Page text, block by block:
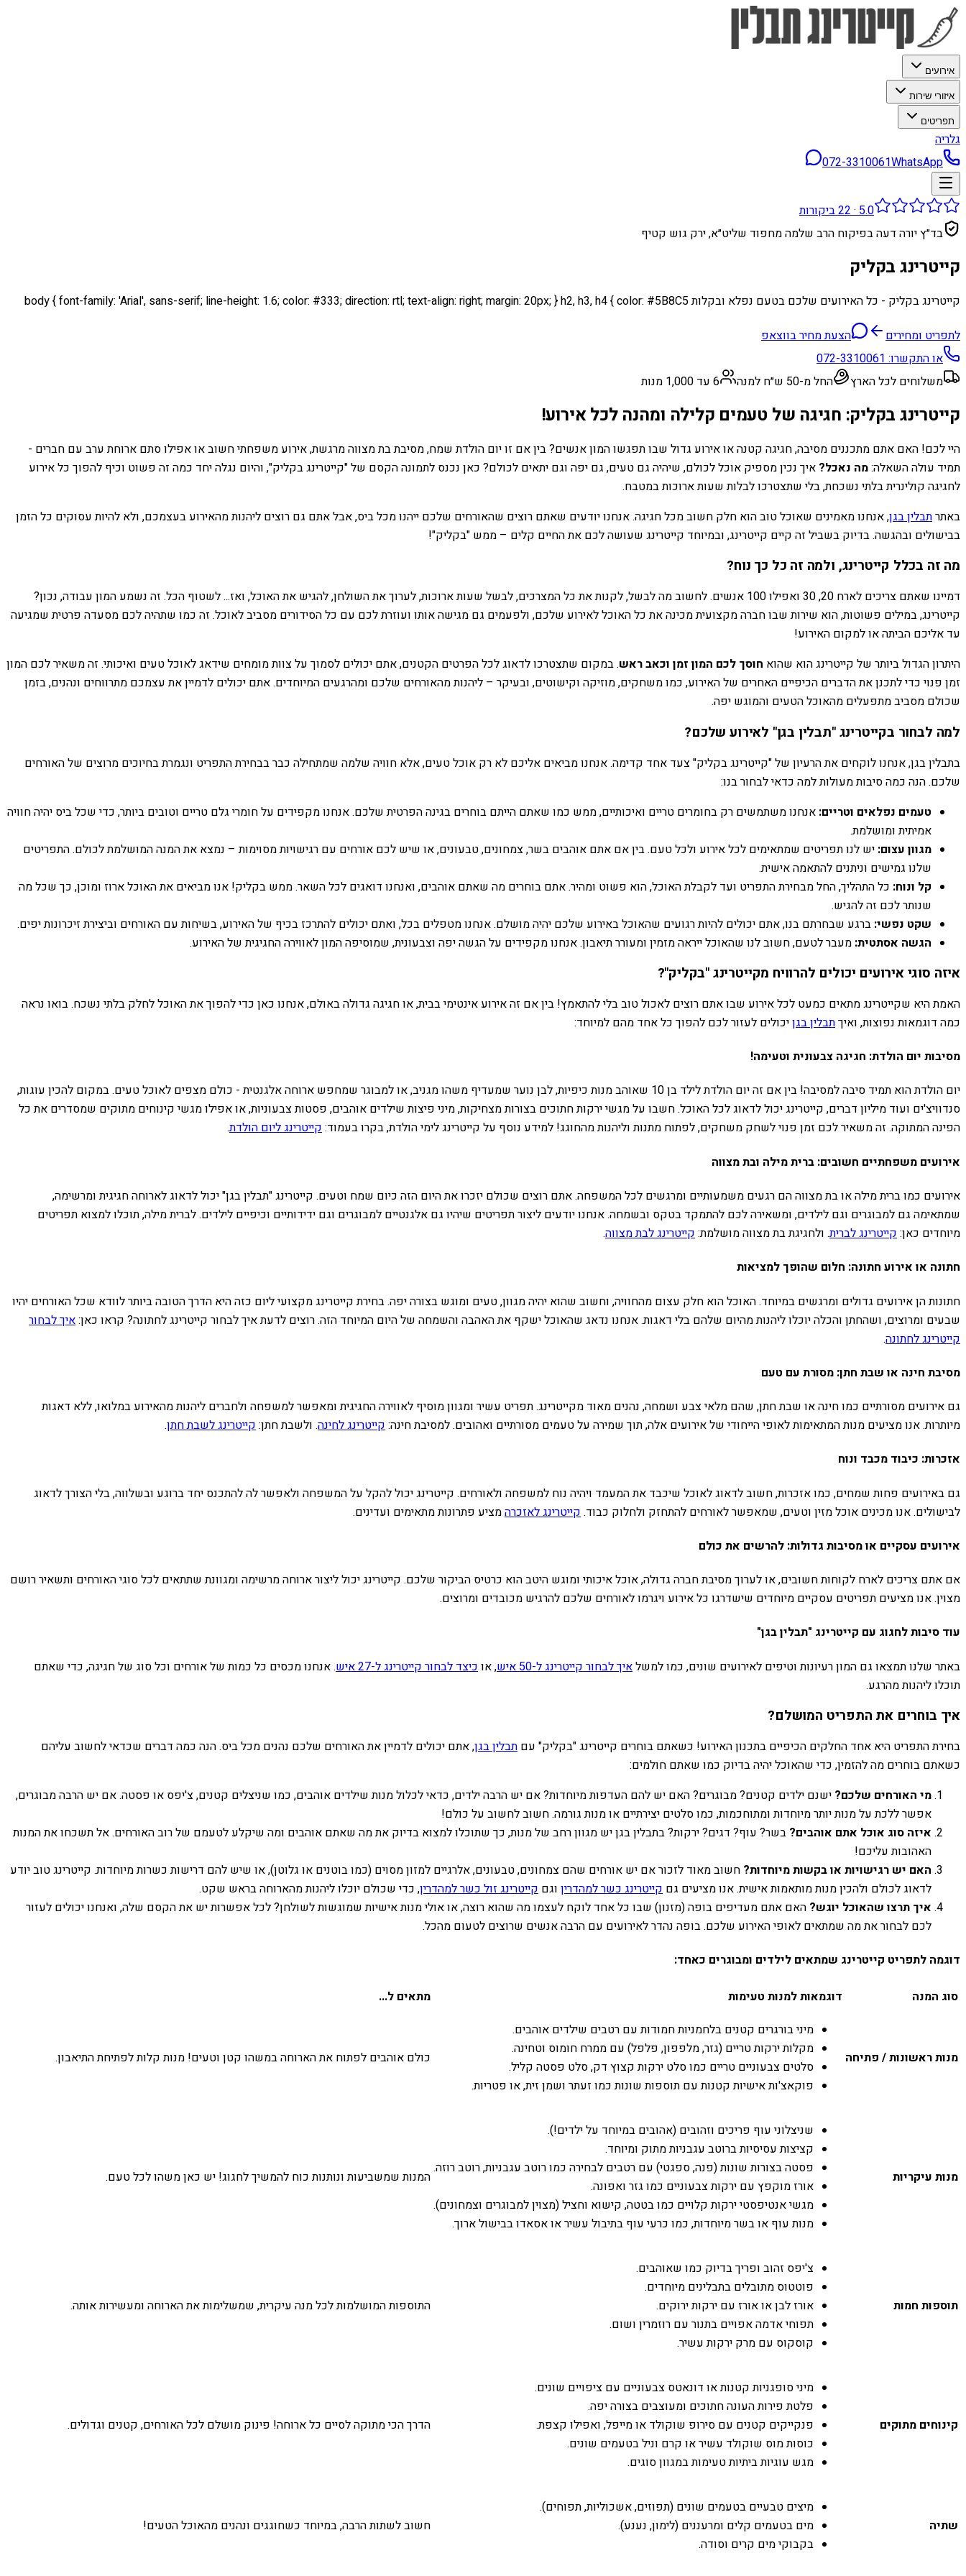
אירועים
איזורי שירות
תפריטים
גלריה
072-3310061WhatsApp
5.0
·
22ביקורות
בד״ץ יורה דעה בפיקוח הרב שלמה מחפוד שליט״א, ירק גוש קטיף
קייטרינג בקליק
קייטרינג בקליק - כל האירועים שלכם בטעם נפלא ובקלות body { font-family: 'Arial', sans-serif; line-height: 1.6; color: #333; direction: rtl; text-align: right; margin: 20px; } h2, h3, h4 { color: #5B8C5
לתפריט ומחירים
הצעת מחיר בווצאפ
או התקשרו:072-3310061
משלוחים לכל הארץ
החל מ-50 ש״ח למנה 6 עד 1,000 מנות
קייטרינג בקליק: חגיגה של טעמים קלילה ומהנה לכל אירוע!
היי לכם! האם אתם מתכננים מסיבה, חגיגה קטנה או אירוע גדול שבו תפגשו המון אנשים? בין אם זו יום הולדת שמח, מסיבת בת מצווה מרגשת, אירוע משפחתי חשוב או אפילו סתם ארוחת ערב עם חברים -
תמיד עולה השאלה:מה נאכל? איך נכין מספיק אוכל לכולם, שיהיה גם טעים, גם יפה וגם יתאים לכולם? כאן נכנס לתמונה הקסם של "קייטרינג בקליק", והיום נגלה יחד כמה זה פשוט וכיף להפוך כל אירוע
לחגיגה קולינרית בלתי נשכחת, בלי שתצטרכו לבלות שעות ארוכות במטבח.
באתרתבלין בגן, אנחנו מאמינים שאוכל טוב הוא חלק חשוב מכל חגיגה. אנחנו יודעים שאתם רוצים שהאורחים שלכם ייהנו מכל ביס, אבל אתם גם רוצים ליהנות מהאירוע בעצמכם, ולא להיות עסוקים כל הזמן
בבישולים ובהגשה. בדיוק בשביל זה קיים קייטרינג, ובמיוחד קייטרינג שעושה לכם את החיים קלים – ממש "בקליק"!
מה זה בכלל קייטרינג, ולמה זה כל כך נוח?
דמיינו שאתם צריכים לארח 20, 30 ואפילו 100 אנשים. לחשוב מה לבשל, לקנות את כל המצרכים, לבשל שעות ארוכות, לערוך את השולחן, להגיש את האוכל, ואז... לשטוף הכל. זה נשמע המון עבודה, נכון?
קייטרינג, במילים פשוטות, הוא שירות שבו חברה מקצועית מכינה את כל האוכל לאירוע שלכם, ולפעמים גם מגישה אותו ועוזרת לכם עם כל הסידורים מסביב לאוכל. זה כמו שתהיה לכם מסעדה פרטית שמגיעה
עד אליכם הביתה או למקום האירוע!
היתרון הגדול ביותר של קייטרינג הוא שהוא חוסך לכם המון זמן וכאב ראש. במקום שתצטרכו לדאוג לכל הפרטים הקטנים, אתם יכולים לסמוך על צוות מומחים שידאג לאוכל טעים ואיכותי. זה משאיר לכם המון
זמן פנוי כדי לתכנן את הדברים הכיפיים האחרים של האירוע, כמו משחקים, מוזיקה וקישוטים, ובעיקר – ליהנות מהאורחים שלכם ומהרגעים המיוחדים. אתם יכולים לדמיין את עצמכם מתרווחים ונהנים, בזמן
שכולם מסביב מתפעלים מהאוכל הטעים והמוגש יפה.
למה לבחור בקייטרינג "תבלין בגן" לאירוע שלכם?
בתבלין בגן, אנחנו לוקחים את הרעיון של "קייטרינג בקליק" צעד אחד קדימה. אנחנו מביאים אליכם לא רק אוכל טעים, אלא חוויה שלמה שמתחילה כבר בבחירת התפריט ונגמרת בחיוכים מרוצים של האורחים
שלכם. הנה כמה סיבות מעולות למה כדאי לבחור בנו:
טעמים נפלאים וטריים: אנחנו משתמשים רק בחומרים טריים ואיכותיים, ממש כמו שאתם הייתם בוחרים בגינה הפרטית שלכם. אנחנו מקפידים על חומרי גלם טריים וטובים ביותר, כדי שכל ביס יהיה חוויה
אמיתית ומושלמת.
מגוון עצום: יש לנו תפריטים שמתאימים לכל אירוע ולכל טעם. בין אם אתם אוהבים בשר, צמחונים, טבעונים, או שיש לכם אורחים עם רגישויות מסוימות – נמצא את המנה המושלמת לכולם. התפריטים
שלנו גמישים וניתנים להתאמה אישית.
קל ונוח: כל התהליך, החל מבחירת התפריט ועד לקבלת האוכל, הוא פשוט ומהיר. אתם בוחרים מה שאתם אוהבים, ואנחנו דואגים לכל השאר. ממש בקליק! אנו מביאים את האוכל ארוז ומוכן, כך שכל מה
שנותר לכם זה להגיש.
שקט נפשי: ברגע שבחרתם בנו, אתם יכולים להיות רגועים שהאוכל באירוע שלכם יהיה מושלם. אנחנו מטפלים בכל, ואתם יכולים להתרכז בכיף של האירוע, בשיחות עם האורחים וביצירת זיכרונות יפים.
הגשה אסתטית: מעבר לטעם, חשוב לנו שהאוכל ייראה מזמין ומעורר תיאבון. אנחנו מקפידים על הגשה יפה וצבעונית, שמוסיפה המון לאווירה החגיגית של האירוע.
איזה סוגי אירועים יכולים להרוויח מקייטרינג "בקליק"?
האמת היא שקייטרינג מתאים כמעט לכל אירוע שבו אתם רוצים לאכול טוב בלי להתאמץ! בין אם זה אירוע אינטימי בבית, או חגיגה גדולה באולם, אנחנו כאן כדי להפוך את האוכל לחלק בלתי נשכח. בואו נראה
כמה דוגמאות נפוצות, ואיךתבלין בגןיכולים לעזור לכם להפוך כל אחד מהם למיוחד:
מסיבות יום הולדת: חגיגה צבעונית וטעימה!
יום הולדת הוא תמיד סיבה למסיבה! בין אם זה יום הולדת לילד בן 10 שאוהב מנות כיפיות, לבן נוער שמעדיף משהו מגניב, או למבוגר שמחפש ארוחה אלגנטית - כולם מצפים לאוכל טעים. במקום להכין עוגות,
סנדוויצ'ים ועוד מיליון דברים, קייטרינג יכול לדאוג לכל האוכל. חשבו על מגשי ירקות חתוכים בצורות מצחיקות, מיני פיצות שילדים אוהבים, פסטות צבעוניות, או אפילו מגשי קינוחים מתוקים שמסדרים את כל
הפינה המתוקה. זה משאיר לכם זמן פנוי לשחק משחקים, לפתוח מתנות וליהנות מהחוגג! למידע נוסף על קייטרינג לימי הולדת, בקרו בעמוד:קייטרינג ליום הולדת.
אירועים משפחתיים חשובים: ברית מילה ובת מצווה
אירועים כמו ברית מילה או בת מצווה הם רגעים משמעותיים ומרגשים לכל המשפחה. אתם רוצים שכולם יזכרו את היום הזה כיום שמח וטעים. קייטרינג "תבלין בגן" יכול לדאוג לארוחה חגיגית ומרשימה,
שמתאימה גם למבוגרים וגם לילדים, ומשאירה לכם להתמקד בטקס ובשמחה. אנחנו יודעים ליצור תפריטים שיהיו גם אלגנטיים למבוגרים וגם ידידותיים וכיפיים לילדים. לברית מילה, תוכלו למצוא תפריטים
מיוחדים כאן:קייטרינג לברית. ולחגיגת בת מצווה מושלמת:קייטרינג לבת מצווה.
חתונה או אירוע חתונה: חלום שהופך למציאות
חתונות הן אירועים גדולים ומרגשים במיוחד. האוכל הוא חלק עצום מהחוויה, וחשוב שהוא יהיה מגוון, טעים ומוגש בצורה יפה. בחירת קייטרינג מקצועי ליום כזה היא הדרך הטובה ביותר לוודא שכל האורחים יהיו
שבעים ומרוצים, ושהחתן והכלה יוכלו ליהנות מהיום שלהם בלי דאגות. אנחנו נדאג שהאוכל ישקף את האהבה והשמחה של היום המיוחד הזה. רוצים לדעת איך לבחור קייטרינג לחתונה? קראו כאן:איך לבחור
קייטרינג לחתונה.
מסיבת חינה או שבת חתן: מסורת עם טעם
גם אירועים מסורתיים כמו חינה או שבת חתן, שהם מלאי צבע ושמחה, נהנים מאוד מקייטרינג. תפריט עשיר ומגוון מוסיף לאווירה החגיגית ומאפשר למשפחה ולחברים ליהנות מהאירוע במלואו, ללא דאגות
מיותרות. אנו מציעים מנות המתאימות לאופי הייחודי של אירועים אלה, תוך שמירה על טעמים מסורתיים ואהובים. למסיבת חינה:קייטרינג לחינה. ולשבת חתן:קייטרינג לשבת חתן.
אזכרות: כיבוד מכבד ונוח
גם באירועים פחות שמחים, כמו אזכרות, חשוב לדאוג לאוכל שיכבד את המעמד ויהיה נוח למשפחה ולאורחים. קייטרינג יכול להקל על המשפחה ולאפשר לה להתכנס יחד ברוגע ובשלווה, בלי הצורך לדאוג
לבישולים. אנו מכינים אוכל מזין וטעים, שמאפשר לאורחים להתחזק ולחלוק כבוד. קייטרינג לאזכרהמציע פתרונות מתאימים ועדינים.
אירועים עסקיים או מסיבות גדולות: להרשים את כולם
אם אתם צריכים לארח לקוחות חשובים, או לערוך מסיבת חברה גדולה, אוכל איכותי ומוגש היטב הוא כרטיס הביקור שלכם. קייטרינג יכול ליצור ארוחה מרשימה ומגוונת שתתאים לכל סוגי האורחים ותשאיר רושם
מצוין. אנו מציעים תפריטים עסקיים מיוחדים שישדרגו כל אירוע ויגרמו לאורחים שלכם להרגיש מכובדים ומרוצים.
עוד סיבות לחגוג עם קייטרינג "תבלין בגן"
באתר שלנו תמצאו גם המון רעיונות וטיפים לאירועים שונים, כמו למשלאיך לבחור קייטרינג ל-50 איש , או כיצד לבחור קייטרינג ל-27 איש
. אנחנו מכסים כל כמות של אורחים וכל סוג של חגיגה, כדי שאתם
תוכלו ליהנות מהרגע.
איך בוחרים את התפריט המושלם?
בחירת התפריט היא אחד החלקים הכיפיים בתכנון האירוע! כשאתם בוחרים קייטרינג "בקליק" עם תבלין בגן, אתם יכולים לדמיין את האורחים שלכם נהנים מכל ביס. הנה כמה דברים שכדאי לחשוב עליהם
כשאתם בוחרים מה להזמין, כדי שהאוכל יהיה בדיוק כמו שאתם חולמים:
מי האורחים שלכם? ישנם ילדים קטנים? מבוגרים? האם יש להם העדפות מיוחדות? אם יש הרבה ילדים, כדאי לכלול מנות שילדים אוהבים, כמו שניצלים קטנים, צ'יפס או פסטה. אם יש הרבה מבוגרים,
אפשר ללכת על מנות יותר מיוחדות ומתוחכמות, כמו סלטים יצירתיים או מנות גורמה. חשוב לחשוב על כולם!
איזה סוג אוכל אתם אוהבים? בשר? עוף? דגים? ירקות? בתבלין בגן יש מגוון רחב של מנות, כך שתוכלו למצוא בדיוק את מה שאתם אוהבים ומה שיקלע לטעמם של רוב האורחים. אל תשכחו את המנות
האהובות עליכם!
האם יש רגישויות או בקשות מיוחדות? חשוב מאוד לזכור אם יש אורחים שהם צמחונים, טבעונים, אלרגיים למזון מסוים (כמו בוטנים או גלוטן), או שיש להם דרישות כשרות מיוחדות. קייטרינג טוב יודע
לדאוג לכולם ולהכין מנות מותאמות אישית. אנו מציעים גם קייטרינג כשר למהדרין וגם קייטרינג זול כשר למהדרין, כדי שכולם יוכלו ליהנות מהארוחה בראש שקט.
איך תרצו שהאוכל יוגש? האם אתם מעדיפים בופה (מזנון) שבו כל אחד לוקח לעצמו מה שהוא רוצה, או אולי מנות אישיות שמוגשות לשולחן? לכל אפשרות יש את הקסם שלה, ואנחנו יכולים לעזור
לכם לבחור את מה שמתאים לאופי האירוע שלכם. בופה נהדר לאירועים עם הרבה אנשים שרוצים לטעום מהכל.
דוגמה לתפריט קייטרינג שמתאים לילדים ומבוגרים כאחד:
סוג המנה דוגמאות למנות טעימות מתאים ל...
מנות ראשונות / פתיחה
מיני בורגרים קטנים בלחמניות חמודות עם רטבים שילדים אוהבים.
מקלות ירקות טריים (גזר, מלפפון, פלפל) עם ממרח חומוס וטחינה.
סלטים צבעוניים טריים כמו סלט ירקות קצוץ דק, סלט פסטה קליל.
פוקאצ'ות אישיות קטנות עם תוספות שונות כמו זעתר ושמן זית, או פטריות.
כולם אוהבים לפתוח את הארוחה במשהו קטן וטעים! מנות קלות לפתיחת התיאבון.
מנות עיקריות
שניצלוני עוף פריכים וזהובים (אהובים במיוחד על ילדים!).
קציצות עסיסיות ברוטב עגבניות מתוק ומיוחד.
פסטה בצורות שונות (פנה, ספגטי) עם רטבים לבחירה כמו רוטב עגבניות, רוטב רוזה.
אורז מוקפץ עם ירקות צבעוניים כמו גזר ואפונה.
מגשי אנטיפסטי ירקות קלויים כמו בטטה, קישוא וחציל (מצוין למבוגרים וצמחונים).
מנות עוף או בשר מיוחדות, כמו כרעי עוף בתיבול עשיר או אסאדו בבישול ארוך.
המנות שמשביעות ונותנות כוח להמשיך לחגוג! יש כאן משהו לכל טעם.
תוספות חמות
צ'יפס זהוב ופריך בדיוק כמו שאוהבים.
פוטטוס מתובלים בתבלינים מיוחדים.
אורז לבן או אורז עם ירקות ירוקים.
תפוחי אדמה אפויים בתנור עם רוזמרין ושום.
קוסקוס עם מרק ירקות עשיר.
התוספות המושלמות לכל מנה עיקרית, שמשלימות את הארוחה ומעשירות אותה.
קינוחים מתוקים
מיני סופגניות קטנות או דונאטס צבעוניים עם ציפויים שונים.
פלטת פירות העונה חתוכים ומעוצבים בצורה יפה.
פנקייקים קטנים עם סירופ שוקולד או מייפל, ואפילו קצפת.
כוסות מוס שוקולד עשיר או קרם וניל בטעמים שונים.
מגש עוגיות ביתיות טעימות במגוון סוגים.
הדרך הכי מתוקה לסיים כל ארוחה! פינוק מושלם לכל האורחים, קטנים וגדולים.
שתיה
מיצים טבעיים בטעמים שונים (תפוזים, אשכוליות, תפוחים).
מים בטעמים קלים ומרעננים (לימון, נענע).
בקבוקי מים קרים וסודה.
חשוב לשתות הרבה, במיוחד כשחוגגים ונהנים מהאוכל הטעים!